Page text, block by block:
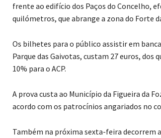
frente ao edifício dos Paços do Concelho,
quilómetros, que abrange a zona do Forte
Os bilhetes para o público assistir em
Parque das Gaivotas, custam 27 euros, dos
10% para o ACP.
A prova custa ao Município da Figueira da
acordo com os patrocínios angariados no
Também na próxima sexta-feira decorrem